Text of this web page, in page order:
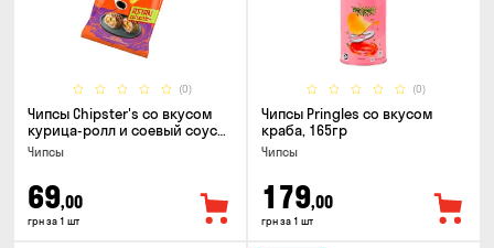
(0)
Чипсы Chipster's со вкусом
курица-ролл и соевый соус
90г
Чипсы
69,00
грн за 1 шт
(0)
Чипсы Pringles со вкусом
краба, 165гр
Чипсы
179,00
грн за 1 шт